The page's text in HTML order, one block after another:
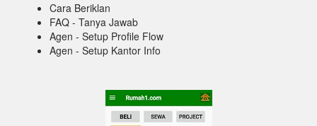
Cara Beriklan
FAQ - Tanya Jawab
Agen - Setup Profile Flow
Agen - Setup Kantor Info